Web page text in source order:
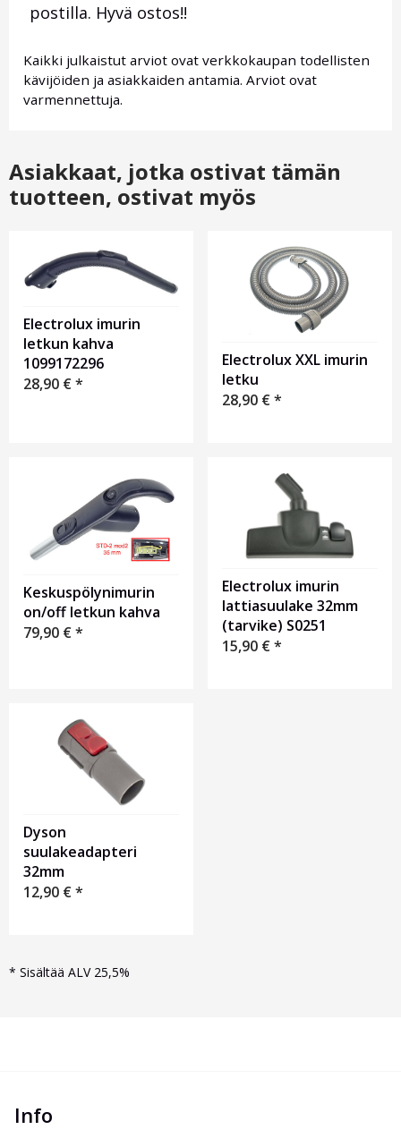
postilla. Hyvä ostos!!
Kaikki julkaistut arviot ovat verkkokaupan todellisten
kävijöiden ja asiakkaiden antamia. Arviot ovat
varmennettuja.
Asiakkaat, jotka ostivat tämän
tuotteen, ostivat myös
Electrolux imurin
letkun kahva
1099172296
28,90 €*
Electrolux XXL imurin
letku
28,90 €*
Keskuspölynimurin
on/off letkun kahva
79,90 €*
Electrolux imurin
lattiasuulake 32mm
(tarvike) S0251
15,90 €*
Dyson
suulakeadapteri
32mm
12,90 €*
* Sisältää ALV 25,5%
Info